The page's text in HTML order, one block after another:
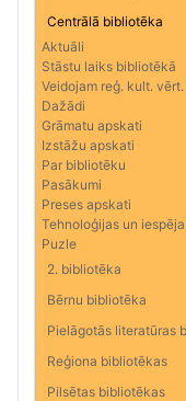
Centrālā bibliotēka
Aktuāli
Stāstu laiks bibliotēkā
Veidojam reģ. kult. vērt.
Dažādi
Grāmatu apskati
Izstāžu apskati
Par bibliotēku
Pasākumi
Preses apskati
Tehnoloģijas un
Puzle
2. bibliotēka
Bērnu bibliotēka
Pielāgotās literatūras
Reģiona bibliotēkas
Pilsētas bibliotēkas